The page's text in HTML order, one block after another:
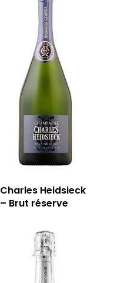
Charles Heidsieck
– Brut réserve